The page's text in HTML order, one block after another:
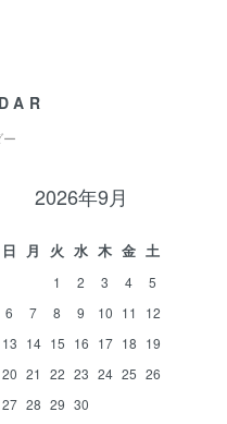
2026年9月
日 月 火 水 木 金 土
1 2 3 4
5
6
7 8 9 10 11
12
13 14 15 16 17 18 19
20 21 22 23 24 25 26
27 28 29 30